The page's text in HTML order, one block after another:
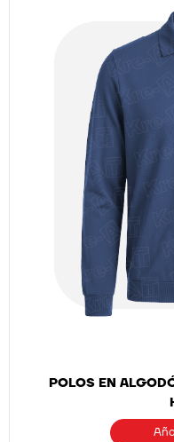
POLOS EN